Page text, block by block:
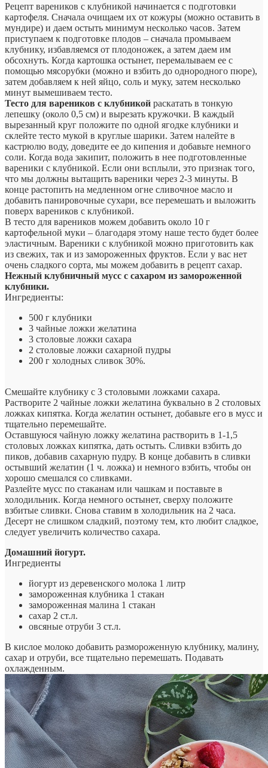
Рецепт вареников с клубникой начинается с подготовки
картофеля. Сначала очищаем их от кожуры (можно оставить в
мундире) и даем остыть минимум несколько часов. Затем
приступаем к подготовке плодов – сначала промываем
клубнику, избавляемся от плодоножек, а затем даем им
обсохнуть. Когда картошка остынет, перемалываем ее с
помощью мясорубки (можно и взбить до однородного пюре),
затем добавляем к ней яйцо, соль и муку, затем несколько
минут вымешиваем тесто.
Тесто для вареников с клубникой раскатать в тонкую
лепешку (около 0,5 см) и вырезать кружочки. В каждый
вырезанный круг положите по одной ягодке клубники и
склейте тесто мукой в ​​круглые шарики. Затем налейте в
кастрюлю воду, доведите ее до кипения и добавьте немного
соли. Когда вода закипит, положить в нее подготовленные
вареники с клубникой. Если они всплыли, это признак того,
что мы должны вытащить вареники через 2-3 минуты. В
конце растопить на медленном огне сливочное масло и
добавить панировочные сухари, все перемешать и выложить
поверх вареников с клубникой.
В тесто для вареников можем добавить около 10 г
картофельной муки – благодаря этому наше тесто будет более
эластичным. Вареники с клубникой можно приготовить как
из свежих, так и из замороженных фруктов. Если у вас нет
очень сладкого сорта, мы можем добавить в рецепт сахар.
Нежный клубничный мусс с сахаром из замороженной
клубники.
Ингредиенты:
500 г клубники
3 чайные ложки желатина
3 столовые ложки сахара
2 столовые ложки сахарной пудры
200 г холодных сливок 30%.
Смешайте клубнику с 3 столовыми ложками сахара.
Растворите 2 чайные ложки желатина буквально в 2 столовых
ложках кипятка. Когда желатин остынет, добавьте его в мусс и
тщательно перемешайте.
Оставшуюся чайную ложку желатина растворить в 1-1,5
столовых ложках кипятка, дать остыть. Сливки взбить до
пиков, добавив сахарную пудру. В конце добавить в сливки
остывший желатин (1 ч. ложка) и немного взбить, чтобы он
хорошо смешался со сливками.
Разлейте мусс по стаканам или чашкам и поставьте в
холодильник. Когда немного остынет, сверху положите
взбитые сливки. Снова ставим в холодильник на 2 часа.
Десерт не слишком сладкий, поэтому тем, кто любит сладкое,
следует увеличить количество сахара.
Домашний йогурт.
Ингредиенты
йогурт из деревенского молока 1 литр
замороженная клубника 1 стакан
замороженная малина 1 стакан
сахар 2 ст.л.
овсяные отруби 3 ст.л.
В кислое молоко добавить размороженную клубнику, малину,
сахар и отруби, все тщательно перемешать. Подавать
охлажденным.